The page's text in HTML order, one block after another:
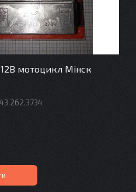
мотоцикл Мінск
262.3734